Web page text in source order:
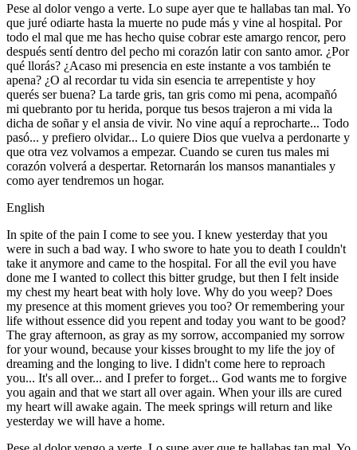
Pese al dolor vengo a verte. Lo supe ayer que te hallabas tan mal. Yo
que juré odiarte hasta la muerte no pude más y vine al hospital. Por
todo el mal que me has hecho quise cobrar este amargo rencor, pero
después sentí dentro del pecho mi corazón latir con santo amor. ¿Por
qué llorás? ¿Acaso mi presencia en este instante a vos también te
apena? ¿O al recordar tu vida sin esencia te arrepentiste y hoy
querés ser buena? La tarde gris, tan gris como mi pena, acompañó
mi quebranto por tu herida, porque tus besos trajeron a mi vida la
dicha de soñar y el ansia de vivir. No vine aquí a reprocharte... Todo
pasó... y prefiero olvidar... Lo quiere Dios que vuelva a perdonarte y
que otra vez volvamos a empezar. Cuando se curen tus males mi
corazón volverá a despertar. Retornarán los mansos manantiales y
como ayer tendremos un hogar.
English
In spite of the pain I come to see you. I knew yesterday that you
were in such a bad way. I who swore to hate you to death I couldn't
take it anymore and came to the hospital. For all the evil you have
done me I wanted to collect this bitter grudge, but then I felt inside
my chest my heart beat with holy love. Why do you weep? Does
my presence at this moment grieves you too? Or remembering your
life without essence did you repent and today you want to be good?
The gray afternoon, as gray as my sorrow, accompanied my sorrow
for your wound, because your kisses brought to my life the joy of
dreaming and the longing to live. I didn't come here to reproach
you... It's all over... and I prefer to forget... God wants me to forgive
you again and that we start all over again. When your ills are cured
my heart will awake again. The meek springs will return and like
yesterday we will have a home.